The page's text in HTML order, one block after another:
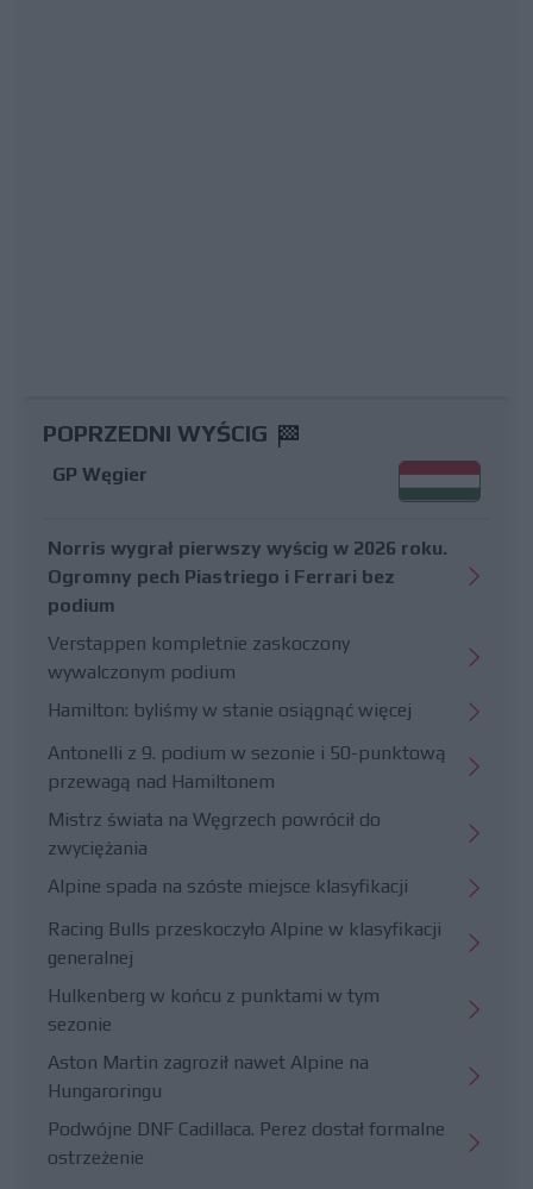
POPRZEDNI WYŚCIG
GP Węgier
Norris wygrał pierwszy wyścig w 2026 roku.
Ogromny pech Piastriego i Ferrari bez
podium
Verstappen kompletnie zaskoczony
wywalczonym podium
Hamilton: byliśmy w stanie osiągnąć więcej
Antonelli z 9. podium w sezonie i 50-punktową
przewagą nad Hamiltonem
Mistrz świata na Węgrzech powrócił do
zwyciężania
Alpine spada na szóste miejsce klasyfikacji
Racing Bulls przeskoczyło Alpine w klasyfikacji
generalnej
Hulkenberg w końcu z punktami w tym
sezonie
Aston Martin zagroził nawet Alpine na
Hungaroringu
Podwójne DNF Cadillaca. Perez dostał formalne
ostrzeżenie